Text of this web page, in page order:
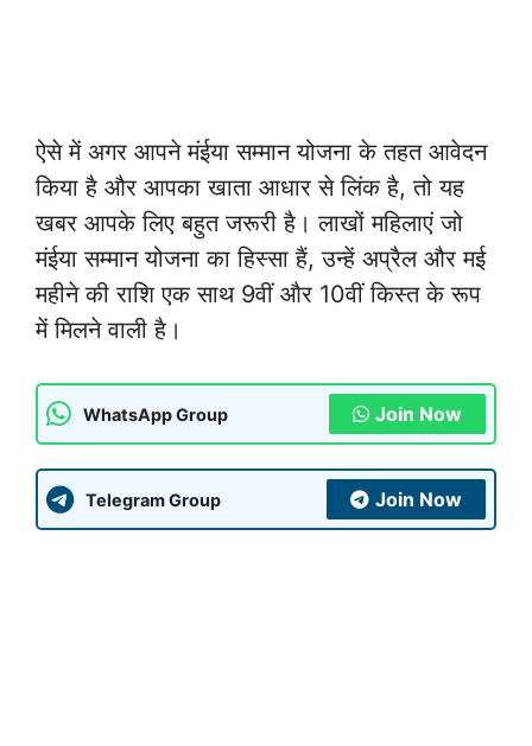
ऐसे में अगर आपने मंईया सम्मान योजना के तहत आवेदन
किया है और आपका खाता आधार से लिंक है, तो यह
खबर आपके लिए बहुत जरूरी है। लाखों महिलाएं जो
मंईया सम्मान योजना का हिस्सा हैं, उन्हें अप्रैल और मई
महीने की राशि एक साथ 9वीं और 10वीं किस्त के रूप
में मिलने वाली है।
WhatsApp Group Join Now
Telegram Group Join Now